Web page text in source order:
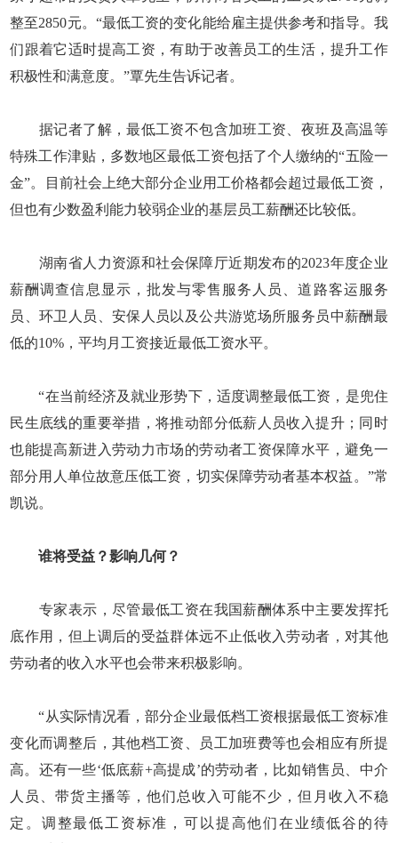
整至2850元。“最低工资的变化能给雇主提供参考和指导。我
们跟着它适时提高工资，有助于改善员工的生活，提升工作
积极性和满意度。”覃先生告诉记者。
据记者了解，最低工资不包含加班工资、夜班及高温等
特殊工作津贴，多数地区最低工资包括了个人缴纳的“五险一
金”。目前社会上绝大部分企业用工价格都会超过最低工资，
但也有少数盈利能力较弱企业的基层员工薪酬还比较低。
湖南省人力资源和社会保障厅近期发布的2023年度企业
薪酬调查信息显示，批发与零售服务人员、道路客运服务
员、环卫人员、安保人员以及公共游览场所服务员中薪酬最
低的10%，平均月工资接近最低工资水平。
“在当前经济及就业形势下，适度调整最低工资，是兜住
民生底线的重要举措，将推动部分低薪人员收入提升；同时
也能提高新进入劳动力市场的劳动者工资保障水平，避免一
部分用人单位故意压低工资，切实保障劳动者基本权益。”常
凯说。
谁将受益？影响几何？
专家表示，尽管最低工资在我国薪酬体系中主要发挥托
底作用，但上调后的受益群体远不止低收入劳动者，对其他
劳动者的收入水平也会带来积极影响。
“从实际情况看，部分企业最低档工资根据最低工资标准
变化而调整后，其他档工资、员工加班费等也会相应有所提
高。还有一些‘低底薪+高提成’的劳动者，比如销售员、中介
人员、带货主播等，他们总收入可能不少，但月收入不稳
定。调整最低工资标准，可以提高他们在业绩低谷的待